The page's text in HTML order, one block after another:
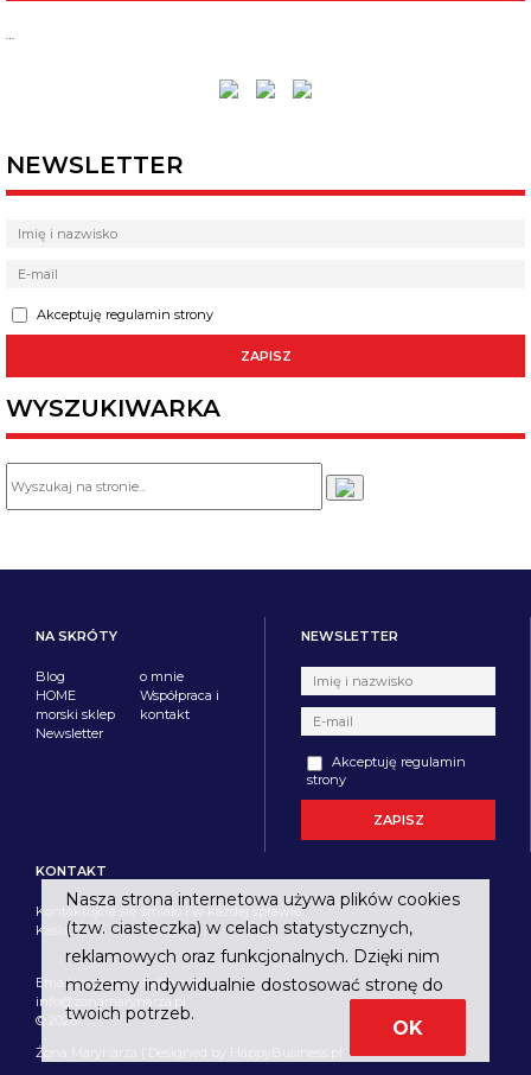
Nasza strona internetowa używa plików cookies
(tzw. ciasteczka) w celach statystycznych,
reklamowych oraz funkcjonalnych. Dzięki nim
możemy indywidualnie dostosować stronę do
twoich potrzeb.
OK
NEWSLETTER
Akceptuję regulamin strony
WYSZUKIWARKA
NA SKRÓTY
Blog
HOME
morski sklep
Newsletter
o mnie
Współpraca i
kontakt
NEWSLETTER
Akceptuję regulamin
strony
KONTAKT
Kontaktujcie się śmiało i w każdej sprawie.
Kasia
Email imagine.info@wp.pl
info@zonamarynarza.pl
© 2026
Żona Marynarza | Designed by